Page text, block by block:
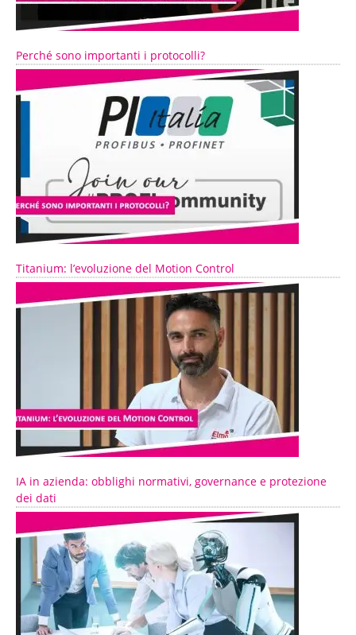
Perché sono importanti i protocolli?
Titanium: l’evoluzione del Motion Control
IA in azienda: obblighi normativi, governance e protezione
dei dati